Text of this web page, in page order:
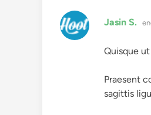
Jasin S.
Quisque
Praesent
sagittis